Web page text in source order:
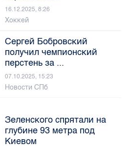
16.12.2025, 8:26
Хоккей
Сергей Бобровский
получил чемпионский
перстень за ...
07.10.2025, 15:23
Новости СПб
Зеленского спрятали на
глубине 93 метра под
Киевом